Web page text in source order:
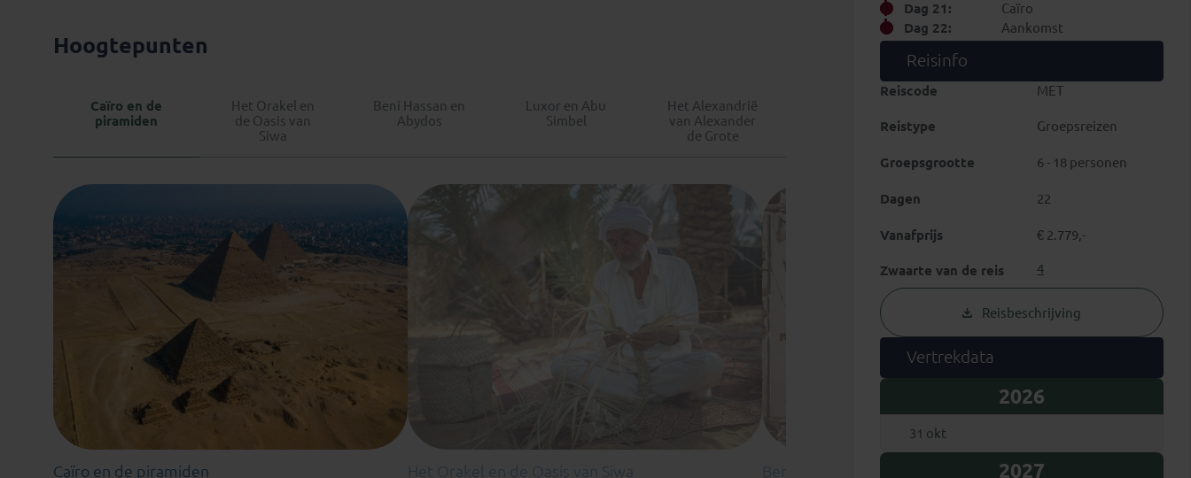
Hoogtepunten
Caïro en de
piramiden
Het Orakel en
de Oasis van
Siwa
Beni Hassan en
Abydos
Luxor en Abu
Simbel
Het Alexandrië
van Alexander
de Grote
Caïro en de piramiden Het Orakel en de Oasis van Siwa Beni Hassan en Abydos
Dag 21:
Caïro
Dag 22:
Aankomst
Reisinfo
Reiscode MET
Reistype Groepsreizen
Groepsgrootte 6 - 18 personen
Dagen 22
Vanafprijs € 2.779,-
Zwaarte van de reis 4
Reisbeschrijving
Vertrekdata
2026
31 okt
2027